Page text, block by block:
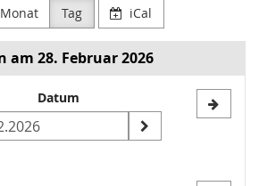
Monat Tag iCal
am 28. Februar 2026
Datum